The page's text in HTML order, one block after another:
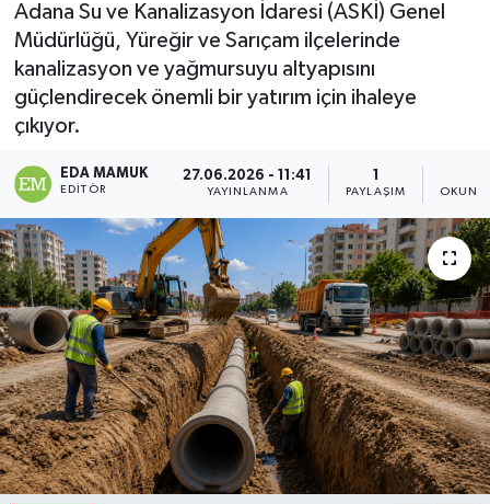
Adana Su ve Kanalizasyon İdaresi (ASKİ) Genel
Müdürlüğü, Yüreğir ve Sarıçam ilçelerinde
kanalizasyon ve yağmursuyu altyapısını
güçlendirecek önemli bir yatırım için ihaleye
çıkıyor.
EDA MAMUK
EDITÖR
27.06.2026 - 11:41
YAYINLANMA PAYLAŞIM